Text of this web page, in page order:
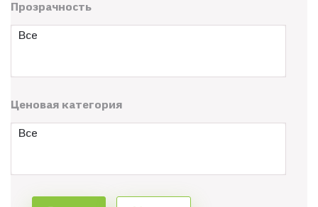
Прозрачность
Все
Ценовая категория
Все